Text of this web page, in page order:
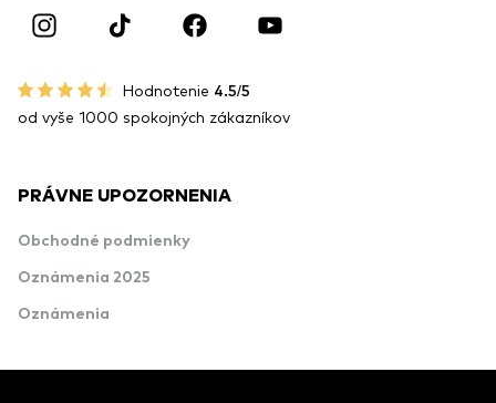
Hodnotenie 4.5/5
od vyše 1000 spokojných zákazníkov
PRÁVNE UPOZORNENIA
Obchodné podmienky
Oznámenia 2025
Oznámenia